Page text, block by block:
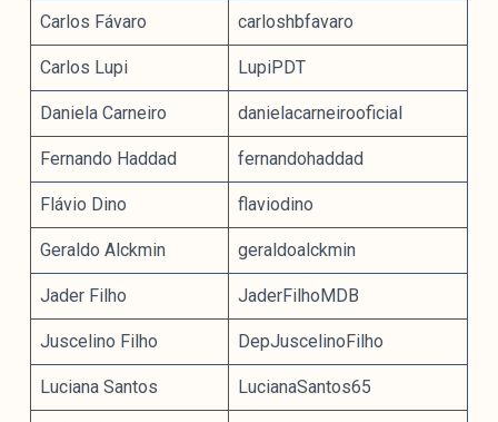
Carlos Fávaro carloshbfavaro
Carlos Lupi LupiPDT
Daniela Carneiro danielacarneirooficial
Fernando Haddad fernandohaddad
Flávio Dino flaviodino
Geraldo Alckmin geraldoalckmin
Jader Filho JaderFilhoMDB
Juscelino Filho DepJuscelinoFilho
Luciana Santos LucianaSantos65